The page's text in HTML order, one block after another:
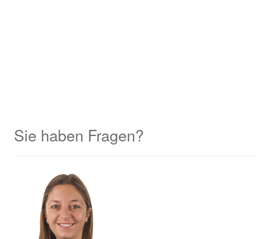
Sie haben Fragen?